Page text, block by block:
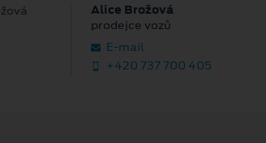
Alice Brožová
prodejce vozů
E‑mail
+420 737 700 405